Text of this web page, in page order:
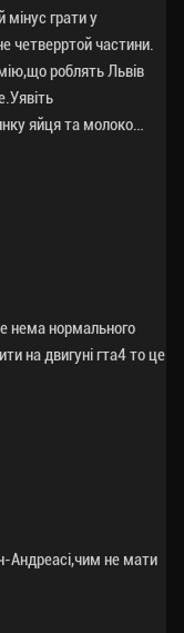
мінус грати у
четверртой частини.
роблять Львів
яйця та молоко…
нема нормального
на двигуні гта4 то це
Андреасі,чим не мати